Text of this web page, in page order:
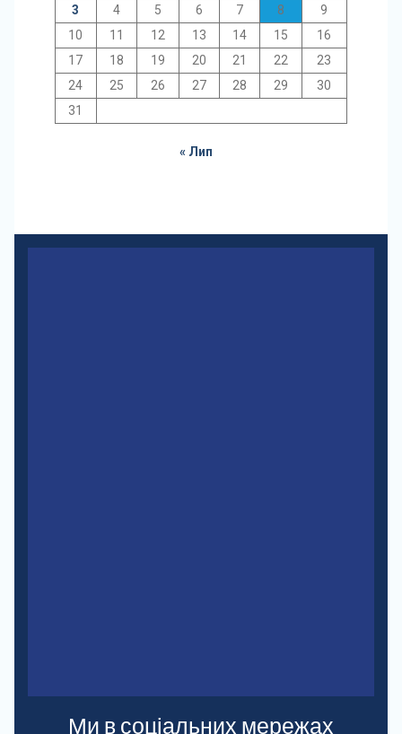
3
4 5 6 7 8
9
10
11 12 13 14 15
16
17
18 19 20 21 22
23
24
25 26 27 28 29
30
31
« Лип
Ми в соціальних мережах